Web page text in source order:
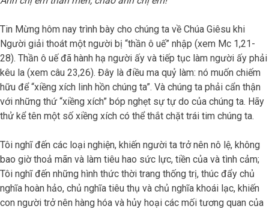
Tin Mừng hôm nay trình bày cho chúng ta về Chúa Giêsu khi
Người giải thoát một người bị “thần ô uế” nhập (xem Mc 1,21-
28). Thần ô uế đã hành hạ người ấy và tiếp tục làm người ấy phải
kêu la (xem câu 23,26). Đây là điều ma quỷ làm: nó muốn chiếm
hữu để “xiềng xích linh hồn chúng ta”. Và chúng ta phải cẩn thận
với những thứ “xiềng xích” bóp nghẹt sự tự do của chúng ta. Hãy
thử kể tên một số xiềng xích có thể thắt chặt trái tim chúng ta.
Tôi nghĩ đến các loại nghiện, khiến người ta trở nên nô lệ, không
bao giờ thoả mãn và làm tiêu hao sức lực, tiền của và tình cảm;
Tôi nghĩ đến những hình thức thời trang thống trị, thúc đẩy chủ
nghĩa hoàn hảo, chủ nghĩa tiêu thụ và chủ nghĩa khoái lạc, khiến
con người trở nên hàng hóa và hủy hoại các mối tương quan của